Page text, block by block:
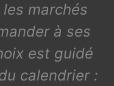
marchés
à ses
est guidé
calendrier :